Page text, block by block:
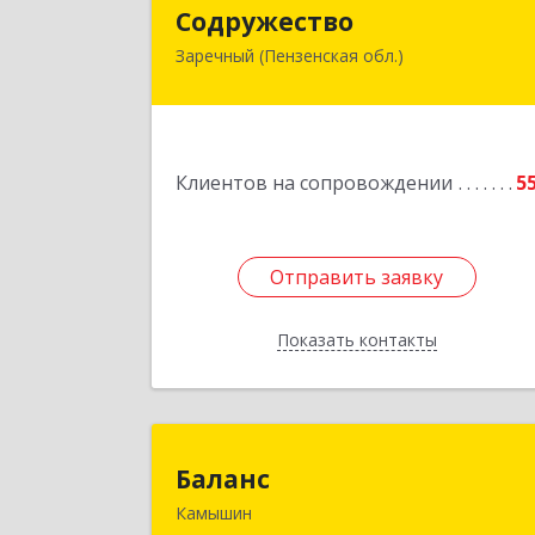
Содружество
Заречный (Пензенская обл.)
Клиентов на сопровождении
Отправить заявку
Показать контакты
442962, Пензенская обл, Заречный г,
Отправить заявку
Назад
Баланс
Камышин
403876, Волгоградская обл, г.о. город